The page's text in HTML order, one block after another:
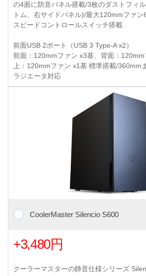
の4面に防音パネル搭載/3枚のダストフィ
トム、右サイドパネル)/最大120mmファ
スピードコントロールスイッチ搭載
前面USB 2ポート（USB 3 Type-A x2）
前面：120mmファン x3基、背面：
上：120mmファン x1基 標準搭載/360mm
ラジエータ対応
CoolerMaster Silencio S600
+3,480円
クーラーマスターの静音仕様シリーズ